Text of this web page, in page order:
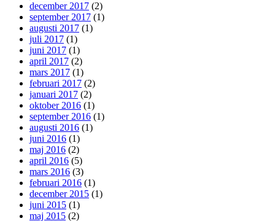
december 2017 (2)
september 2017 (1)
augusti 2017 (1)
juli 2017 (1)
juni 2017 (1)
april 2017 (2)
mars 2017 (1)
februari 2017 (2)
januari 2017 (2)
oktober 2016 (1)
september 2016 (1)
augusti 2016 (1)
juni 2016 (1)
maj 2016 (2)
april 2016 (5)
mars 2016 (3)
februari 2016 (1)
december 2015 (1)
juni 2015 (1)
maj 2015 (2)